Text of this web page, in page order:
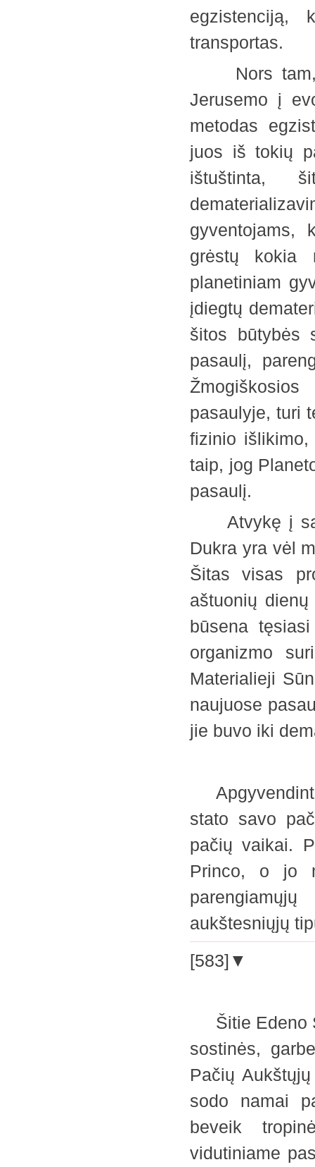
egzistenciją,
transportas.
Nors tam,
Jerusemo į
metodas
juos iš tokių
ištuštinta,
gyventojams,
grėstų kokia
planetiniam
įdiegtų
šitos būtybės
pasaulį,
pasaulyje, turi
fizinio
taip, jog
pasaulį.
Atvykę į
Dukra yra vėl
Šitas visas
aštuonių
būsena
organizmo
Materialieji
naujuose
jie buvo iki
stato savo
pačių vaikai.
Princo, o jo
aukštesniųjų
[583]▼
Šitie Edeno
sostinės,
Pačių
sodo namai
beveik
vidutiniame